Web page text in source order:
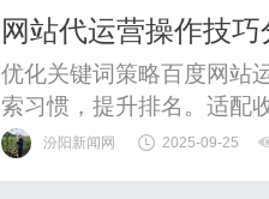
运行过程中从一个云主机
网站代运营操作技巧
优化关键词策略百度网站
索习惯，提升排名。适配
结构清晰，利于百度快速
汾阳新闻网 2025-09-25